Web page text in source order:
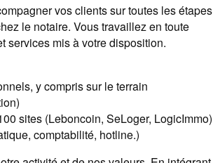
vos clients sur toutes les étapes
le notaire. Vous travaillez en toute
services mis à votre disposition.
y compris sur le terrain
sites (Leboncoin, SeLoger, LogicImmo)
comptabilité, hotline.)